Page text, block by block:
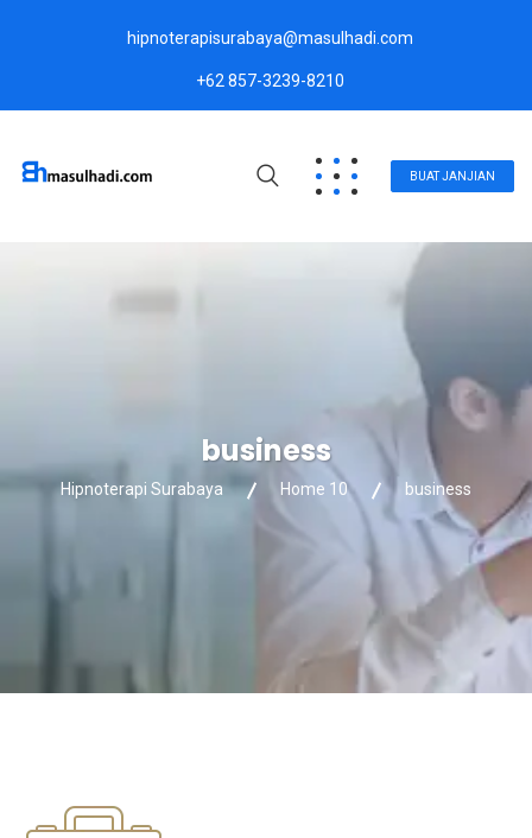
hipnoterapisurabaya@masulhadi.com
+62 857-3239-8210
BUAT JANJIAN
business
Hipnoterapi Surabaya Home 10 business